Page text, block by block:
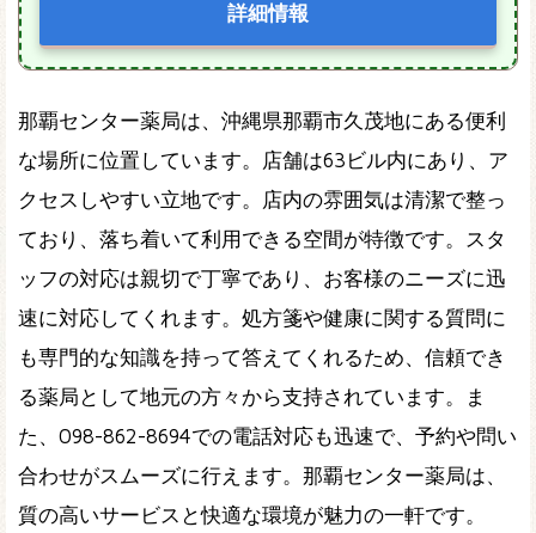
詳細情報
那覇センター薬局は、沖縄県那覇市久茂地にある便利
な場所に位置しています。店舗は63ビル内にあり、ア
クセスしやすい立地です。店内の雰囲気は清潔で整っ
ており、落ち着いて利用できる空間が特徴です。スタ
ッフの対応は親切で丁寧であり、お客様のニーズに迅
速に対応してくれます。処方箋や健康に関する質問に
も専門的な知識を持って答えてくれるため、信頼でき
る薬局として地元の方々から支持されています。ま
た、098-862-8694での電話対応も迅速で、予約や問い
合わせがスムーズに行えます。那覇センター薬局は、
質の高いサービスと快適な環境が魅力の一軒です。